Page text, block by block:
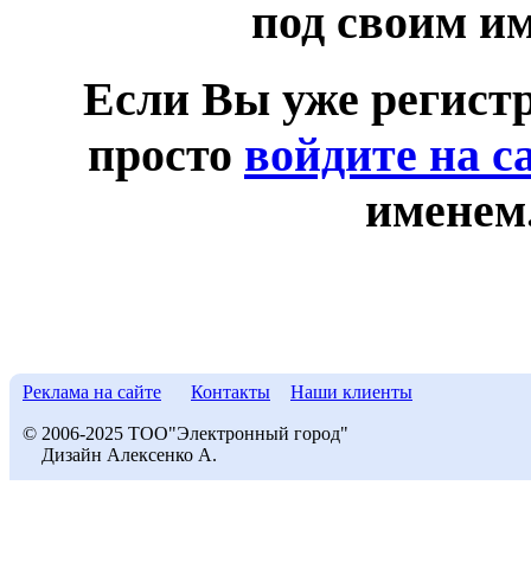
под своим
Если Вы уже
просто войдите на
Реклама на сайте Контакты Наши клиенты
© 2006-2025 ТОО"Электронный город"
Дизайн Алексенко А.